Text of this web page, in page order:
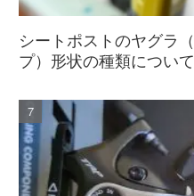
シートポストのヤグラ
プ）形状の種類について